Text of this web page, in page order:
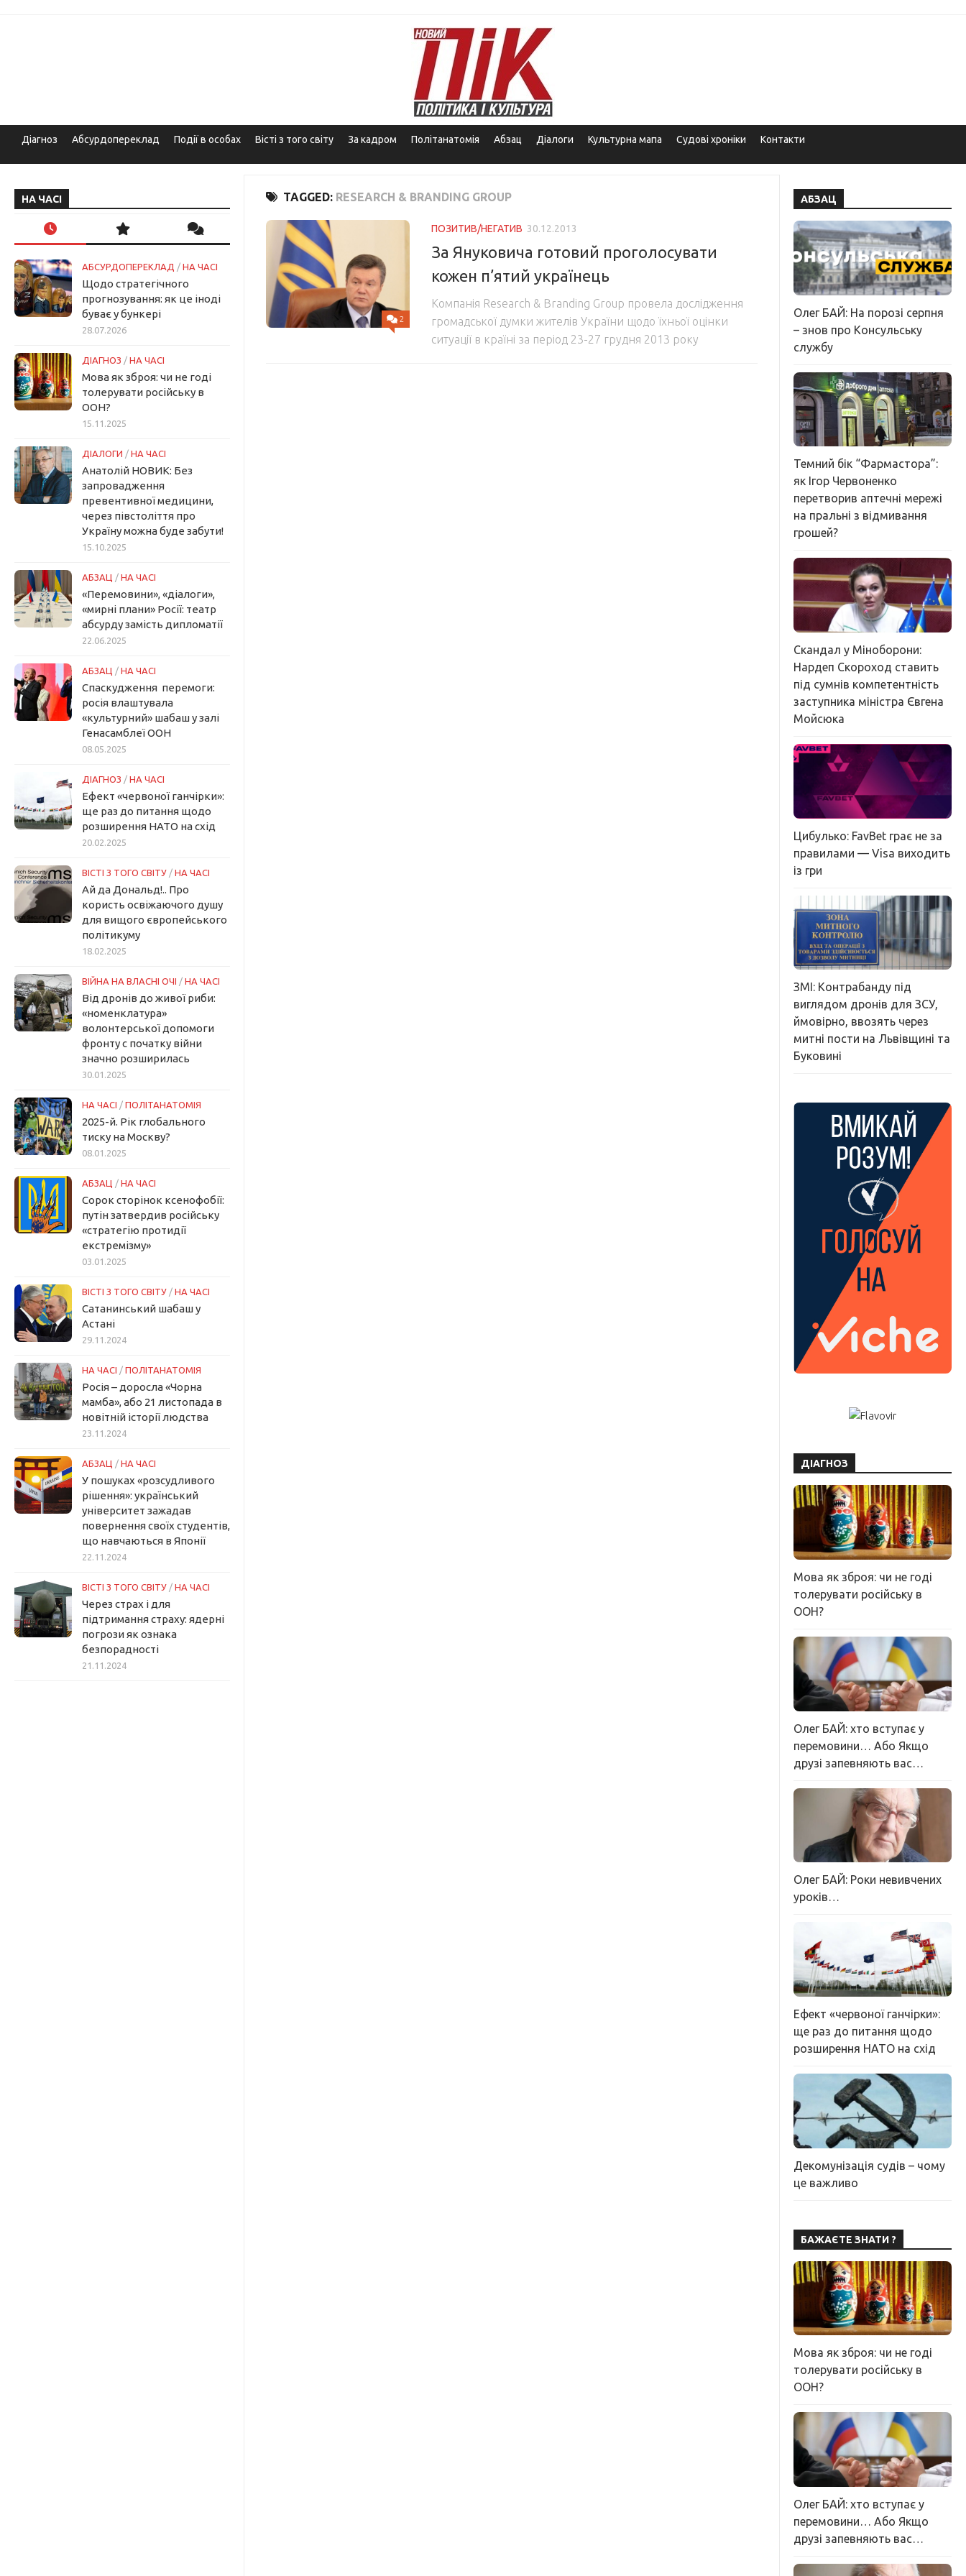
Діагноз Абсурдопереклад Події в особах Вісті з того світу За кадром Політанатомія Абзац Діалоги Культурна мапа Судові хроніки Контакти
TAGGED: RESEARCH & BRANDING GROUP
2
ПОЗИТИВ/НЕГАТИВ 30.12.2013
За Януковича готовий проголосувати
кожен п’ятий українець
Компанія Research & Branding Group провела дослідження
громадської думки жителів України щодо їхньої оцінки
ситуації в країні за період 23-27 грудня 2013 року
НА ЧАСІ
АБСУРДОПЕРЕКЛАД / НА ЧАСІ
Щодо стратегічного
прогнозування: як це іноді
буває у бункері
28.07.2026
ДІАГНОЗ / НА ЧАСІ
Мова як зброя: чи не годі
толерувати російську в
ООН?
15.11.2025
ДІАЛОГИ / НА ЧАСІ
Анатолій НОВИК: Без
запровадження
превентивної медицини,
через півстоліття про
Україну можна буде забути!
15.10.2025
АБЗАЦ / НА ЧАСІ
«Перемовини», «діалоги»,
«мирні плани» Росії: театр
абсурду замість дипломатії
22.06.2025
АБЗАЦ / НА ЧАСІ
Спаскудження перемоги:
росія влаштувала
«культурний» шабаш у залі
Генасамблеї ООН
08.05.2025
ДІАГНОЗ / НА ЧАСІ
Ефект «червоної ганчірки»:
ще раз до питання щодо
розширення НАТО на схід
20.02.2025
ВІСТІ З ТОГО СВІТУ / НА ЧАСІ
Ай да Дональд!.. Про
користь освіжаючого душу
для вищого європейського
політикуму
18.02.2025
ВІЙНА НА ВЛАСНІ ОЧІ / НА ЧАСІ
Від дронів до живої риби:
«номенклатура»
волонтерської допомоги
фронту с початку війни
значно розширилась
30.01.2025
НА ЧАСІ / ПОЛІТАНАТОМІЯ
2025-й. Рік глобального
тиску на Москву?
08.01.2025
АБЗАЦ / НА ЧАСІ
Сорок сторінок ксенофобії:
путін затвердив російську
«стратегію протидії
екстремізму»
03.01.2025
ВІСТІ З ТОГО СВІТУ / НА ЧАСІ
Сатанинський шабаш у
Астані
29.11.2024
НА ЧАСІ / ПОЛІТАНАТОМІЯ
Росія – доросла «Чорна
мамба», або 21 листопада в
новітній історії людства
23.11.2024
АБЗАЦ / НА ЧАСІ
У пошуках «розсудливого
рішення»: український
університет зажадав
повернення своїх студентів,
що навчаються в Японії
22.11.2024
ВІСТІ З ТОГО СВІТУ / НА ЧАСІ
Через страх і для
підтримання страху: ядерні
погрози як ознака
безпорадності
21.11.2024
АБЗАЦ
Олег БАЙ: На порозі серпня
– знов про Консульську
службу
Темний бік “Фармастора”:
як Ігор Червоненко
перетворив аптечні мережі
на пральні з відмивання
грошей?
Скандал у Міноборони:
Нардеп Скороход ставить
під сумнів компетентність
заступника міністра Євгена
Мойсюка
Цибулько: FavBet грає не за
правилами — Visa виходить
із гри
ЗМІ: Контрабанду під
виглядом дронів для ЗСУ,
ймовірно, ввозять через
митні пости на Львівщині та
Буковині
ДІАГНОЗ
Мова як зброя: чи не годі
толерувати російську в
ООН?
Олег БАЙ: хто вступає у
перемовини… Або Якщо
друзі запевняють вас…
Олег БАЙ: Роки невивчених
уроків…
Ефект «червоної ганчірки»:
ще раз до питання щодо
розширення НАТО на схід
Декомунізація судів – чому
це важливо
БАЖАЄТЕ ЗНАТИ ?
Мова як зброя: чи не годі
толерувати російську в
ООН?
Олег БАЙ: хто вступає у
перемовини… Або Якщо
друзі запевняють вас…